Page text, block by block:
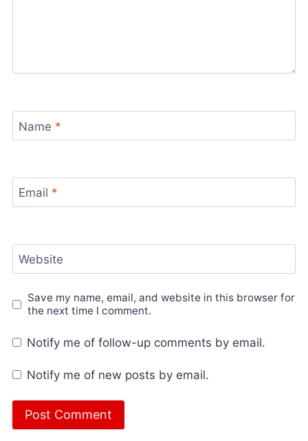
Name *
Email *
Website
Save my name, email, and website in this browser for
the next time I comment.
Notify me of follow-up comments by email.
Notify me of new posts by email.